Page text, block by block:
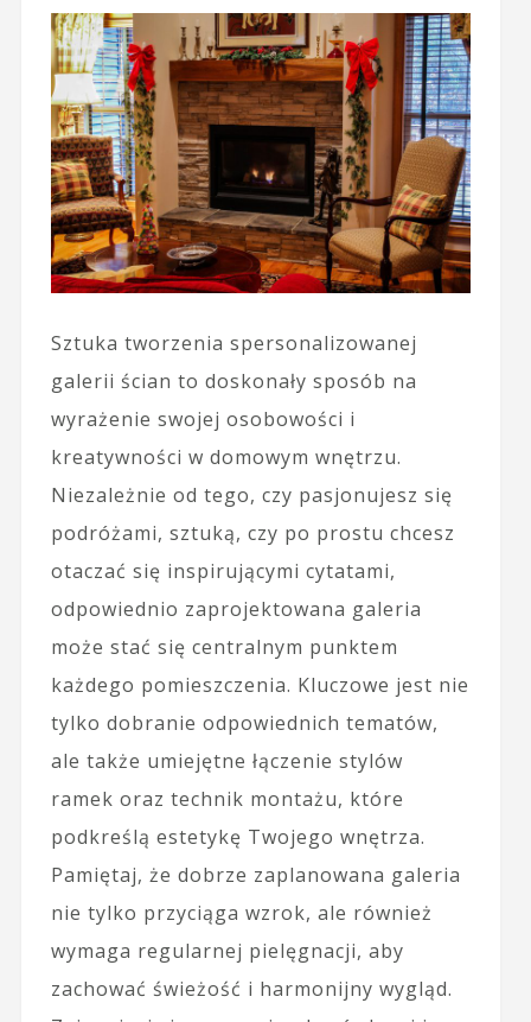
Sztuka tworzenia spersonalizowanej
galerii ścian to doskonały sposób na
wyrażenie swojej osobowości i
kreatywności w domowym wnętrzu.
Niezależnie od tego, czy pasjonujesz się
podróżami, sztuką, czy po prostu chcesz
otaczać się inspirującymi cytatami,
odpowiednio zaprojektowana galeria
może stać się centralnym punktem
każdego pomieszczenia. Kluczowe jest nie
tylko dobranie odpowiednich tematów,
ale także umiejętne łączenie stylów
ramek oraz technik montażu, które
podkreślą estetykę Twojego wnętrza.
Pamiętaj, że dobrze zaplanowana galeria
nie tylko przyciąga wzrok, ale również
wymaga regularnej pielęgnacji, aby
zachować świeżość i harmonijny wygląd.